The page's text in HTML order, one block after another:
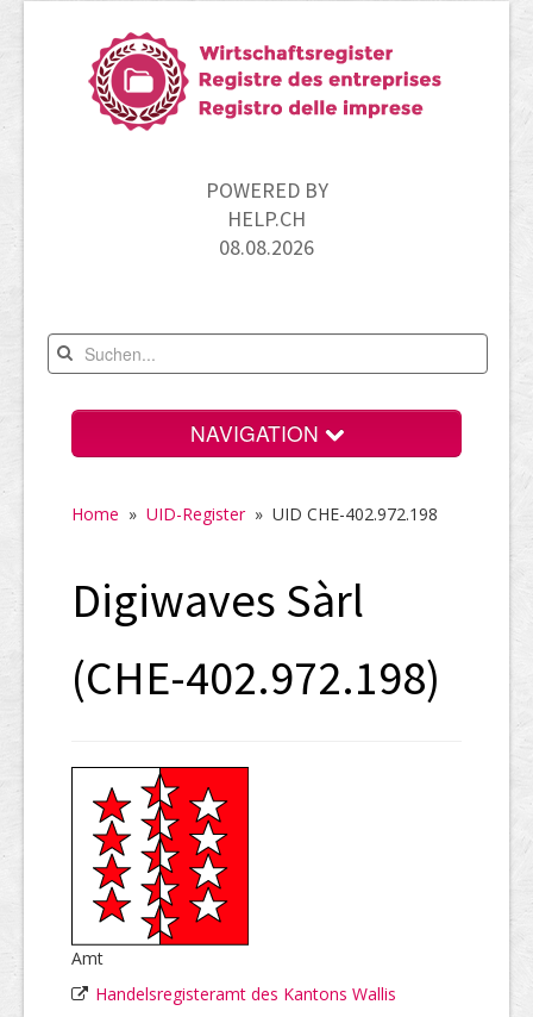
POWERED BY
HELP.CH
08.08.2026
NAVIGATION
Neugründungen
UID-Register
Home » UID-Register» UID CHE-402.972.198
Digiwaves Sàrl
(CHE-402.972.198)
Amt
Handelsregisteramt des Kantons Wallis